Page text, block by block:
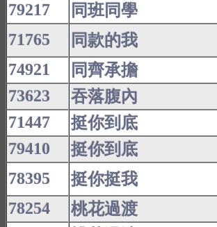
79217 同班同學
71765 同款的我
74921 同齊承擔
73623 吞落腹內
71447 挺你到底
79410 挺你到底
78395 挺你挺我
78254 桃花過渡